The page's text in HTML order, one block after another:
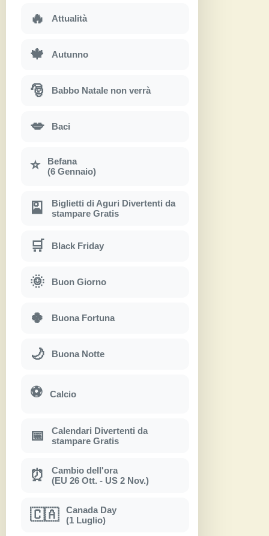
🔥 Attualità
🍁 Autunno
🎅 Babbo Natale non verrà
💋 Baci
⭐
Befana
(6 Gennaio)
🎴
Biglietti di Aguri Divertenti da
stampare Gratis
🛒 Black Friday
🌞 Buon Giorno
🍀 Buona Fortuna
🌙 Buona Notte
⚽ Calcio
📅
Calendari Divertenti da
stampare Gratis
⏰
Cambio dell'ora
(EU 26 Ott. - US 2 Nov.)
🇨🇦
Canada Day
(1 Luglio)